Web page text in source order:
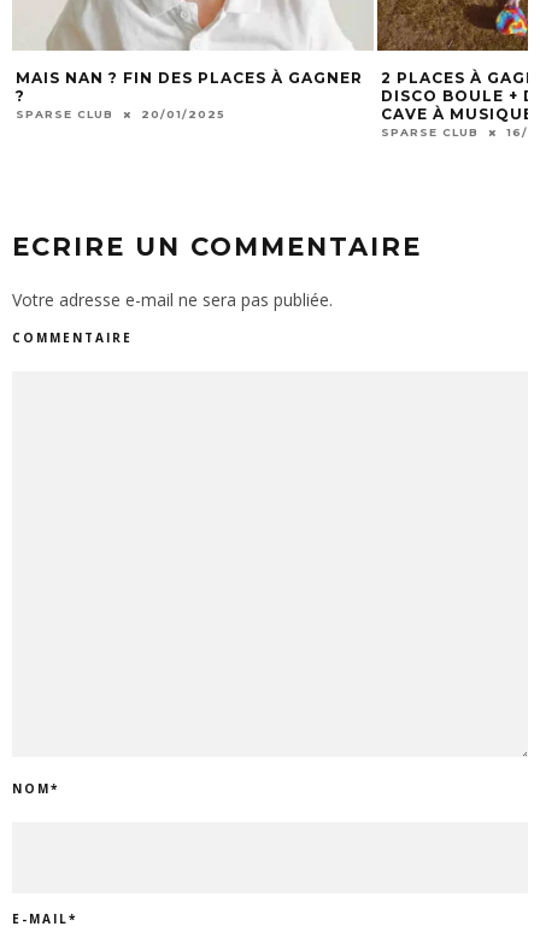
MAIS NAN ? FIN DES PLACES À GAGNER
?
SPARSE CLUB 20/01/2025
2 PLACES À
DISCO BOULE +
CAVE À
SPARSE CLUB 16/
ECRIRE UN COMMENTAIRE
Votre adresse e-mail ne sera pas publiée.
COMMENTAIRE
NOM*
E-MAIL*